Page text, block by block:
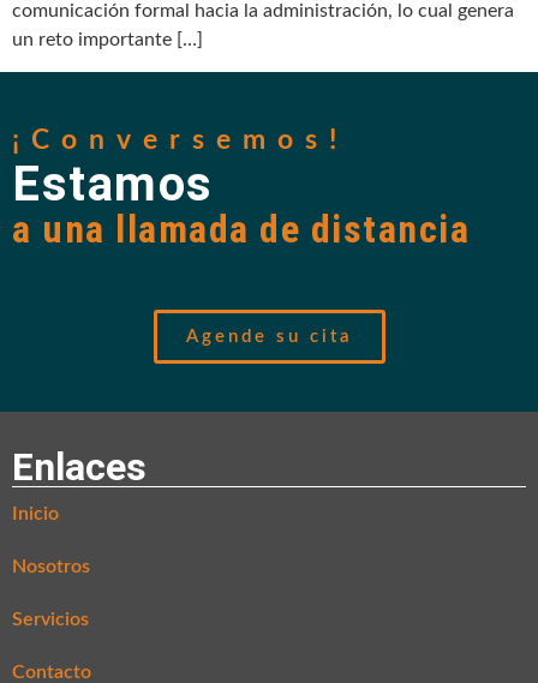
comunicación formal hacia la administración, lo cual genera
un reto importante […]
¡Conversemos!
Estamos
a una llamada de distancia
Agende su cita
Enlaces
Inicio
Nosotros
Servicios
Contacto